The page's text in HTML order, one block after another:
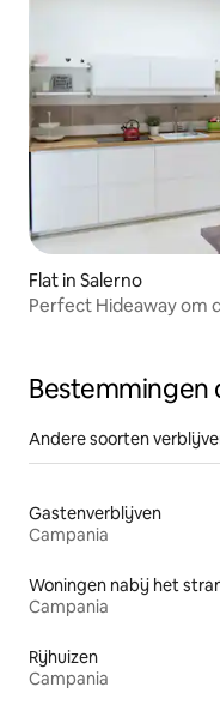
Flat in Salerno
Perfect Hideaway om
Bestemmingen
Andere soorten
Gastenverblijven
Campania
Woningen nabij het
Campania
Rijhuizen
Campania